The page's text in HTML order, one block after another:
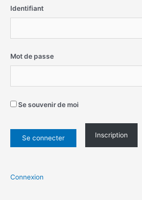
Identifiant
Mot de passe
Se souvenir de moi
Inscription
Connexion